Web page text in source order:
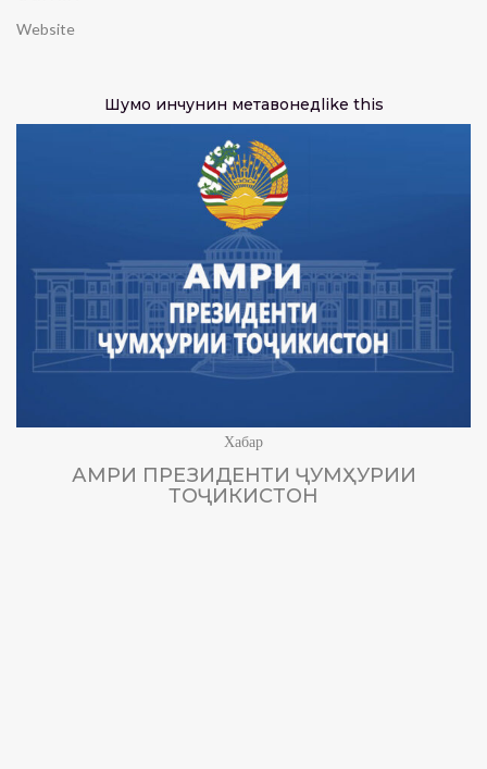
Website
Шумо инчунин метавонедlike this
Хабар
АМРИ ПРЕЗИДЕНТИ ҶУМҲУРИИ
ТОҶИКИСТОН